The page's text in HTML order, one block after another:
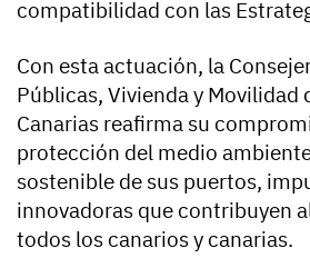
compatibilidad con las
Con esta actuación, la
Públicas, Vivienda y Movilidad
Canarias reafirma su
protección del medio
sostenible de sus puertos,
innovadoras que contribuyen
todos los canarios y canarias.